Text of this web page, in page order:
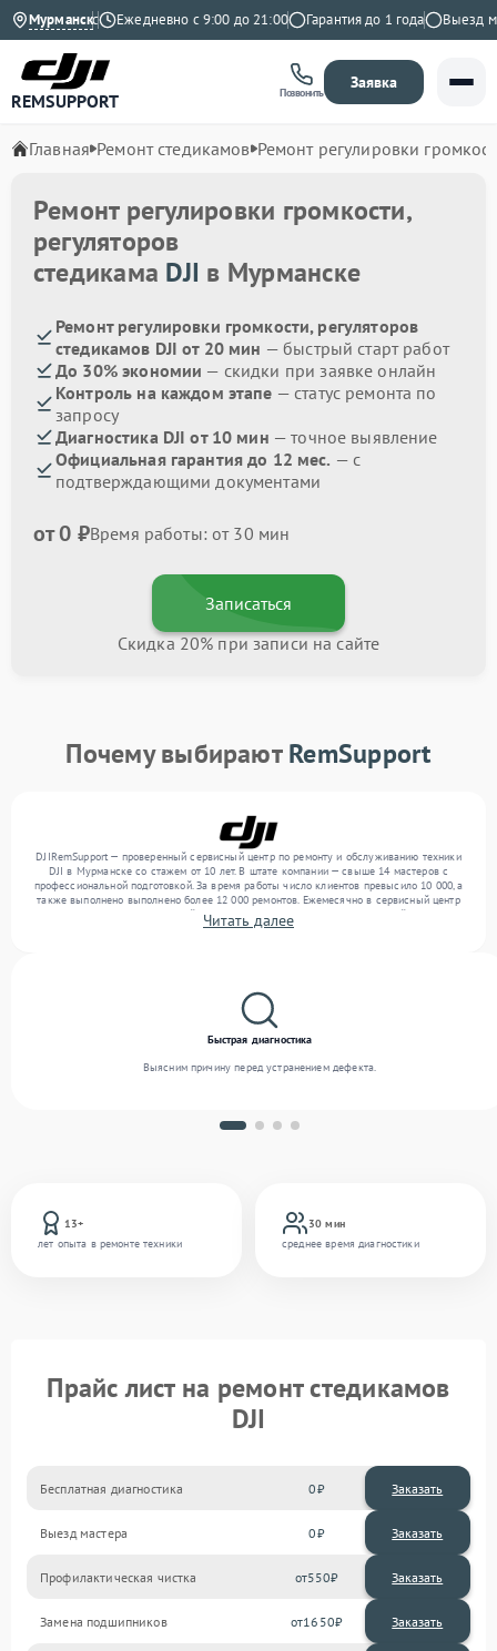
Мурманск
на Яндекс Ежедневно с 9:00 до 21:00 Гарантия до 1 года Выезд
REMSUPPORT Позвонить
Заявка
Главная Ремонт стедикамов Ремонт регулировки
Ремонт регулировки громкости,
регуляторов
стедикама DJI в Мурманске
Ремонт регулировки громкости, регуляторов
стедикамов DJI от 20 мин — быстрый старт работ
До 30% экономии — скидки при заявке онлайн
Контроль на каждом этапе — статус ремонта по
запросу
Диагностика DJI от 10 мин — точное выявление
Официальная гарантия до 12 мес. — с
подтверждающими документами
от 0 ₽Время работы: от 30 мин
Записаться
Скидка 20% при записи на сайте
Почему выбираютRemSupport
DJIRemSupport — проверенный сервисный центр по ремонту и обслуживанию техники
DJI в Мурманске со стажем от 10 лет. В штате компании — свыше 14 мастеров с
профессиональной подготовкой. За время работы число клиентов превысило 10 000, а
также выполнено выполнено более 12 000 ремонтов. Ежемесячно в сервисный центр
поступает более 300 обращений, включая , , . Мы беремся за задачи любой сложности
и поддерживаем высокий стандарт качества благодаря отлаженным процессам
Читать далее
13+
лет опыта в ремонте техники
30 мин
среднее время диагностики
Быстрая диагностика
Выясним причину перед устранением дефекта.
Прайс лист на ремонт стедикамов
DJI
Бесплатная диагностика 0 Заказать
Выезд мастера 0 Заказать
Профилактическая чистка 550
Замена подшипников 1650